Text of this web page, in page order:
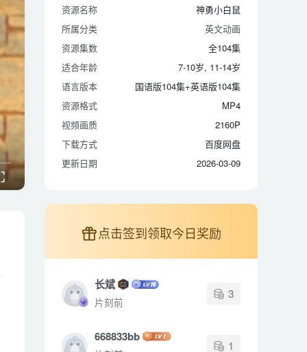
所属分类
英文动画
资源集数
全104集
适合年龄
7-10岁, 11-14岁
语言版本
国语版104集+英语版104集
资源格式
MP4
视频画质
2160P
下载方式
百度网盘
更新日期
2026-03-09
资源名称
神勇小白鼠
所属分类
英文动画
资源集数
全104集
适合年龄
7-10岁, 11-14岁
语言版本
国语版104集+英语版104集
资源格式
MP4
视频画质
2160P
下载方式
百度网盘
更新日期
2026-03-09
点击签到领取今日奖励
长斌
片刻前
3
668833bb
1